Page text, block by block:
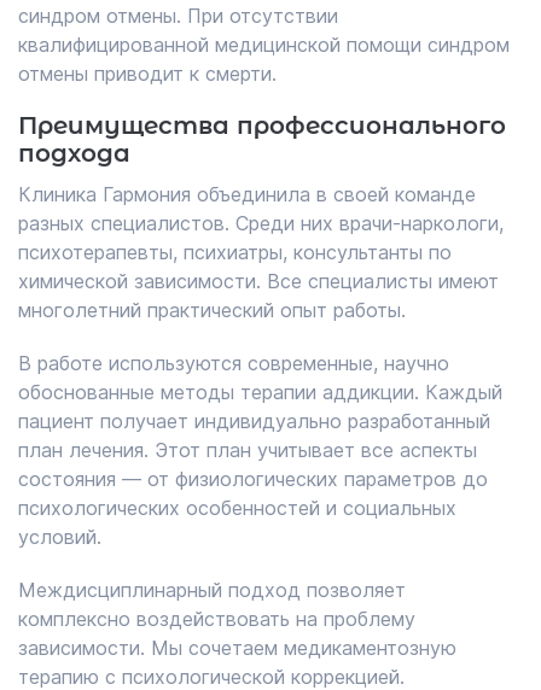
синдром отмены. При отсутствии
квалифицированной медицинской помощи синдром
отмены приводит к смерти.
Преимущества профессионального
подхода
Клиника Гармония объединила в своей команде
разных специалистов. Среди них врачи-наркологи,
психотерапевты, психиатры, консультанты по
химической зависимости. Все специалисты имеют
многолетний практический опыт работы.
В работе используются современные, научно
обоснованные методы терапии аддикции. Каждый
пациент получает индивидуально разработанный
план лечения. Этот план учитывает все аспекты
состояния — от физиологических параметров до
психологических особенностей и социальных
условий.
Междисциплинарный подход позволяет
комплексно воздействовать на проблему
зависимости. Мы сочетаем медикаментозную
терапию с психологической коррекцией.